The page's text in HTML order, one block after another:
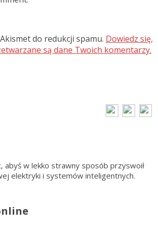
do redukcji spamu. Dowiedz się,
są dane Twoich komentarzy.
abyś w lekko strawny sposób przyswoił
elektryki i systemów inteligentnych.